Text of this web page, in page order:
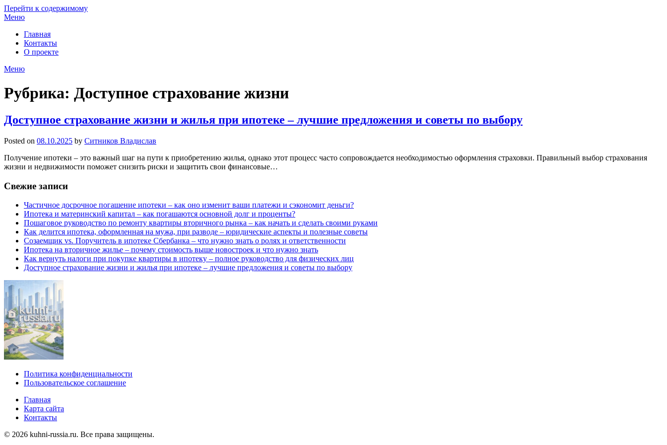
Перейти к содержимому
Меню
Главная
Контакты
О проекте
Меню
Рубрика: Доступное страхование жизни
Доступное страхование жизни и жилья при ипотеке – лучшие предложения и советы по выбору
Posted on 08.10.2025 by Ситников Владислав
Получение ипотеки – это важный шаг на пути к приобретению жилья, однако этот процесс часто сопровождается необходимостью оформления страховки. Правильный выбор страхования
жизни и недвижимости поможет снизить риски и защитить свои финансовые…
Свежие записи
Частичное досрочное погашение ипотеки – как оно изменит ваши платежи и сэкономит деньги?
Ипотека и материнский капитал – как погашаются основной долг и проценты?
Пошаговое руководство по ремонту квартиры вторичного рынка – как начать и сделать своими руками
Как делится ипотека, оформленная на мужа, при разводе – юридические аспекты и полезные советы
Созаемщик vs. Поручитель в ипотеке Сбербанка – что нужно знать о ролях и ответственности
Ипотека на вторичное жилье – почему стоимость выше новостроек и что нужно знать
Как вернуть налоги при покупке квартиры в ипотеку – полное руководство для физических лиц
Доступное страхование жизни и жилья при ипотеке – лучшие предложения и советы по выбору
Политика конфиденциальности
Пользовательское соглашение
Главная
Карта сайта
Контакты
© 2026 kuhni-russia.ru. Все права защищены.